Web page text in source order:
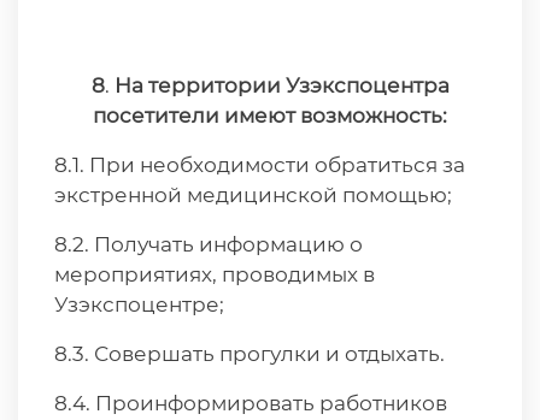
8. На территории Узэкспоцентра
посетители имеют возможность:
8.1. При необходимости обратиться за
экстренной медицинской помощью;
8.2. Получать информацию о
мероприятиях, проводимых в
Узэкспоцентре;
8.3. Совершать прогулки и отдыхать.
8.4. Проинформировать работников